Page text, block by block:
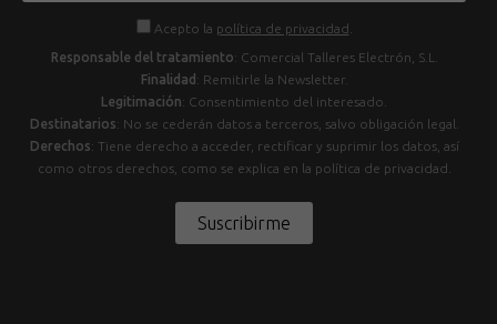
Acepto la política de privacidad
Responsable del tratamiento: Comercial Talleres Electrón, S.L.
Finalidad : Remitirle la Newsletter.
Legitimación: Consentimiento del interesado.
Destinatarios: No se cederán datos a terceros, salvo obligación legal.
Derechos: Tiene derecho a acceder, rectificar y suprimir los datos, así
como otros derechos, como se explica en la política de privacidad.
Suscribirme